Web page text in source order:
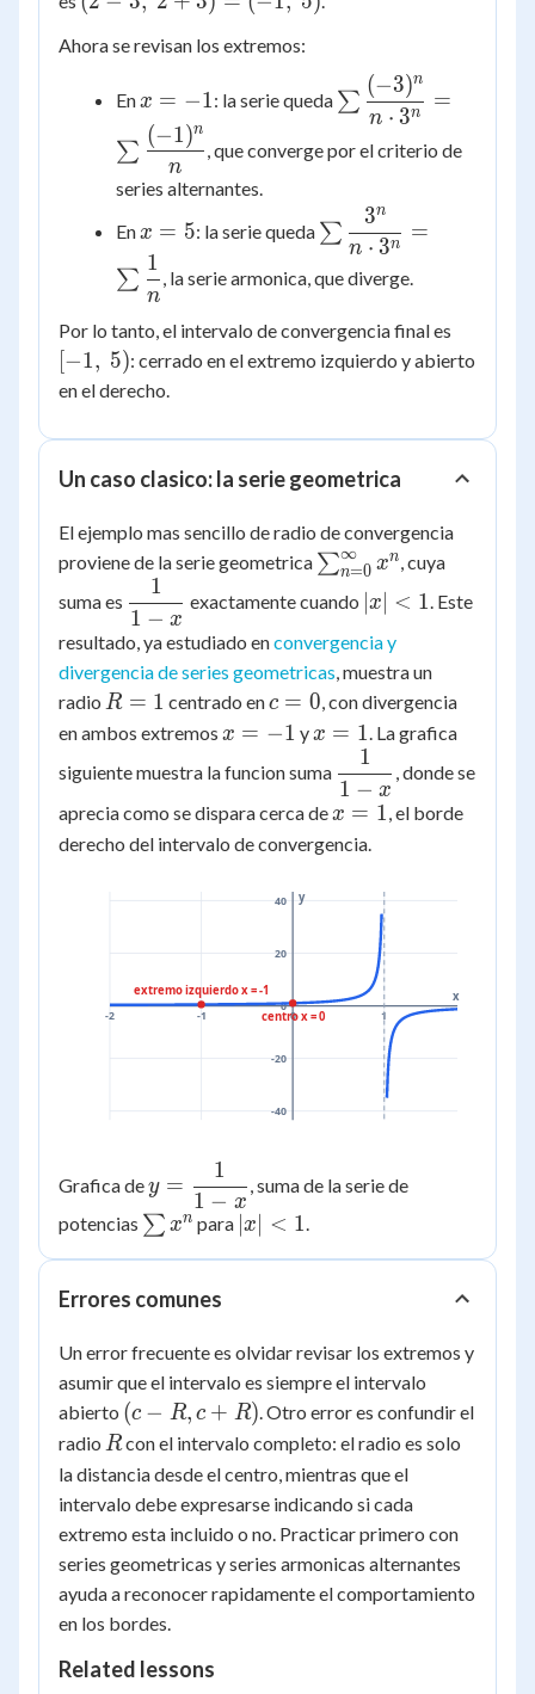
3^{n+1}} =
\dfrac{1}{3}
{3}
3
2+3)
(-1,\
Ahora se revisan los extremos:
En
=
-1
x = −1: la serie queda \sum
\dfrac{(-3)^n}
{n \cdot 3^n}
{n}
∑
n ⋅ 3n
(−3)n
=
∑
n
(−1)n
, que converge por el criterio de
series alternantes.
En
=
5
x = 5: la serie queda \sum
\dfrac{3^n}
{n \cdot
\sum
\dfrac{1}
∑
n ⋅ 3n
3n
=
∑
n
1
, la serie armonica, que diverge.
Por lo tanto, el intervalo de convergencia final es
5)
−1, 5): cerrado en el extremo izquierdo y abierto
en el derecho.
Un caso clasico: la serie geometrica
El ejemplo mas sencillo de radio de convergencia
proviene de la serie geometrica ∑n=0
∞ xn, cuya
suma es
\dfrac{1}
{1-x}
1 − x
1
exactamente cuando |x|
<
1
x < 1. Este
resultado, ya estudiado enconvergencia y
divergencia de series geometricas, muestra un
radio R
=
R = 1 centrado enc
=
c = 0, con divergencia
en ambos extremos x
-1
x = −1 yx
1
x = 1. La grafica
siguiente muestra la funcion suma
\dfrac{1}
{1-x}
1 − x
1
, donde se
aprecia como se dispara cerca dex
=
x = 1, el borde
derecho del intervalo de convergencia.
-2 -1 0 1
-40
-20
0
20
40
x
y
extremo izquierdo x = -1
centro x = 0
Grafica de
\dfrac{1}
{1-x}
y =
1 − x
1
, suma de la serie de
potencias \sum
∑ xn para |x|
∣x < 1.
Errores comunes
Un error frecuente es olvidar revisar los extremos y
asumir que el intervalo es siempre el intervalo
abierto (c-R,
c+R)
(c − R, c + R). Otro error es confundir el
radio R
Rcon el intervalo completo: el radio es solo
la distancia desde el centro, mientras que el
intervalo debe expresarse indicando si cada
extremo esta incluido o no. Practicar primero con
series geometricas y series armonicas alternantes
ayuda a reconocer rapidamente el comportamiento
en los bordes.
Related lessons